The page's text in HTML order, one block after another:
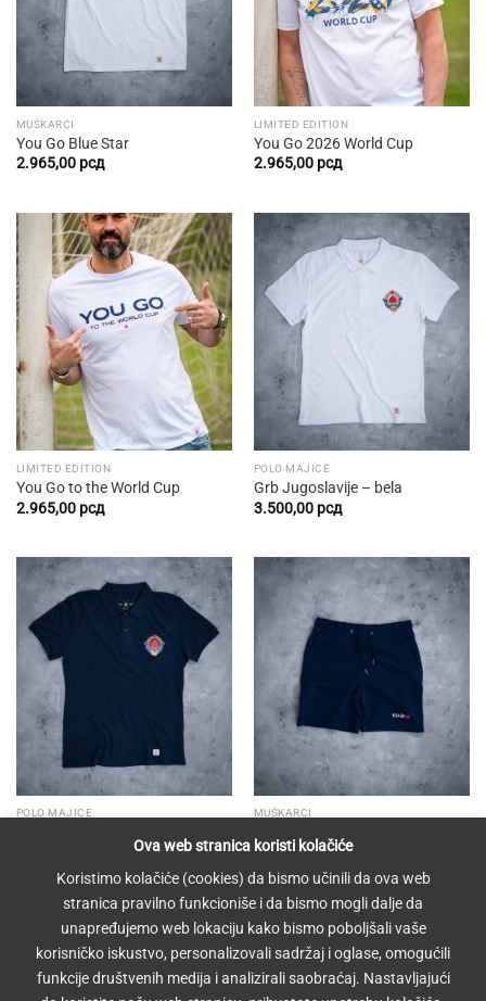
MUŠKARCI
You Go Blue Star
2.965,00 рсд
LIMITED EDITION
You Go 2026 World Cup
2.965,00 рсд
LIMITED EDITION
You Go to the World Cup
2.965,00 рсд
POLO MAJICE
Grb Jugoslavije – bela
3.500,00 рсд
POLO MAJICE MUŠKARCI
3.500,00рсд
1 2 3 4 5
Ova web stranica koristi kolačiće
Koristimo kolačiće (cookies) da bismo učinili da ova web
stranica pravilno funkcioniše i da bismo mogli dalje da
unapređujemo web lokaciju kako bismo poboljšali vaše
korisničko iskustvo, personalizovali sadržaj i oglase, omogućili
funkcije društvenih medija i analizirali saobraćaj. Nastavljajući